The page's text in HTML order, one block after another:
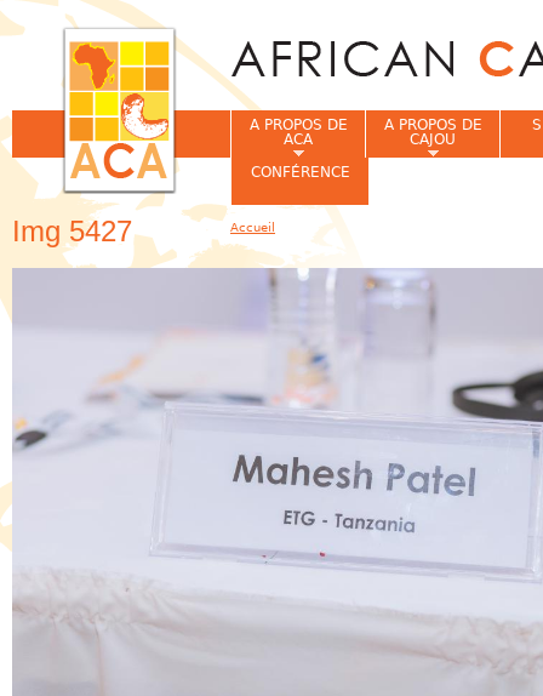
Img 5427
A PROPOS DE
ACA
A PROPOS DE
CAJOU
CONFÉRENCE
Vous êtes ici
Accueil